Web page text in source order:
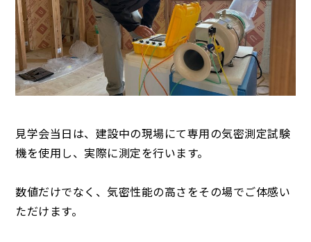
見学会当日は、建設中の現場にて専用の気密測定試験
機を使用し、実際に測定を行います。
数値だけでなく、気密性能の高さをその場でご体感い
ただけます。